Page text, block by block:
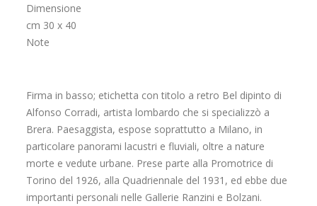
Dimensione
cm 30 x 40
Note
Firma in basso; etichetta con titolo a retro Bel dipinto di
Alfonso Corradi, artista lombardo che si specializzò a
Brera. Paesaggista, espose soprattutto a Milano, in
particolare panorami lacustri e fluviali, oltre a nature
morte e vedute urbane. Prese parte alla Promotrice di
Torino del 1926, alla Quadriennale del 1931, ed ebbe due
importanti personali nelle Gallerie Ranzini e Bolzani.